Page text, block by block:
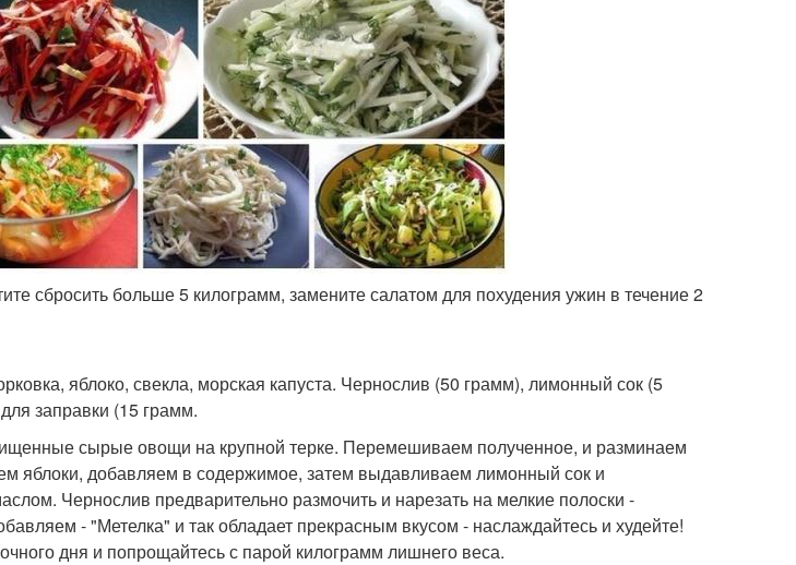
сбросить больше 5 килограмм, замените салатом для похудения ужин в течение 2
яблоко, свекла, морская капуста. Чернослив (50 грамм), лимонный сок (5
заправки (15 грамм.
сырые овощи на крупной терке. Перемешиваем полученное, и разминаем
яблоки, добавляем в содержимое, затем выдавливаем лимонный сок и
Чернослив предварительно размочить и нарезать на мелкие полоски -
- "Метелка" и так обладает прекрасным вкусом - наслаждайтесь и худейте!
дня и попрощайтесь с парой килограмм лишнего веса.